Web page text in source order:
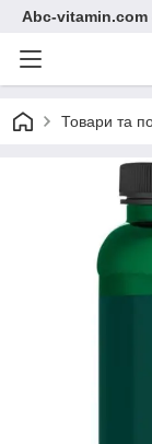
Abc-vitamin.com
Товари та